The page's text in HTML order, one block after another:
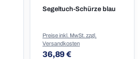
Segeltuch-Schürze blau
Regulärer Preis:
36,89 €
Preise inkl. MwSt. zzgl.
Versandkosten